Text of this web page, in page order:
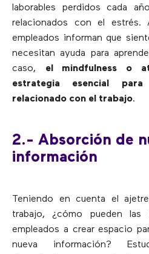
laborables perdidos cada
relacionados con el estrés.
empleados informan que
necesitan ayuda para
caso, el mindfulness o
estrategia esencial
relacionado con el trabajo.
2.- Absorción de
información
Teniendo en cuenta el
trabajo, ¿cómo pueden las
empleados a crear espacio
nueva información?